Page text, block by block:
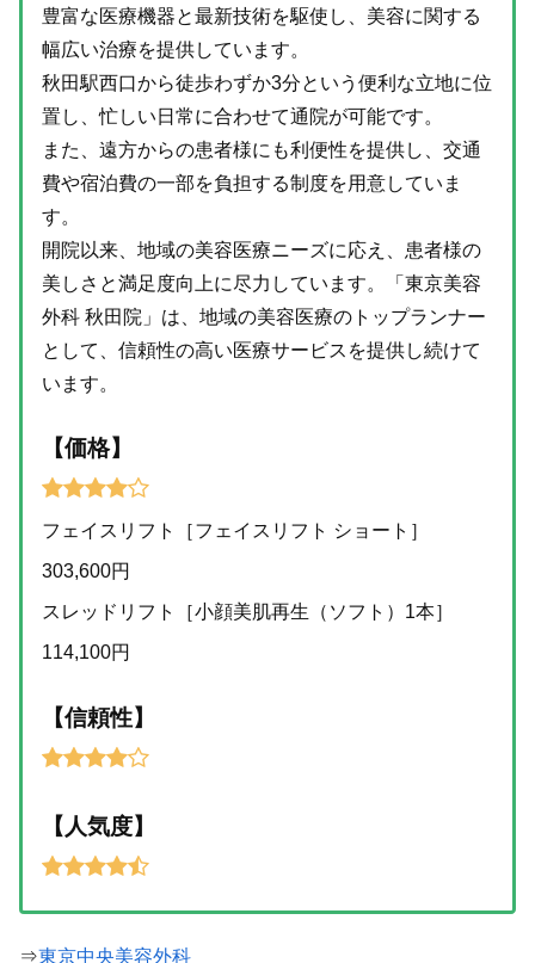
豊富な医療機器と最新技術を駆使し、美容に関する
幅広い治療を提供しています。
秋田駅西口から徒歩わずか3分という便利な立地に位
置し、忙しい日常に合わせて通院が可能です。
また、遠方からの患者様にも利便性を提供し、交通
費や宿泊費の一部を負担する制度を用意していま
す。
開院以来、地域の美容医療ニーズに応え、患者様の
美しさと満足度向上に尽力しています。「東京美容
外科 秋田院」は、地域の美容医療のトップランナー
として、信頼性の高い医療サービスを提供し続けて
います。
【価格】
フェイスリフト［フェイスリフト ショート］
303,600円
スレッドリフト［小顔美肌再生（ソフト）1本］
114,100円
【信頼性】
【人気度】
⇒東京中央美容外科